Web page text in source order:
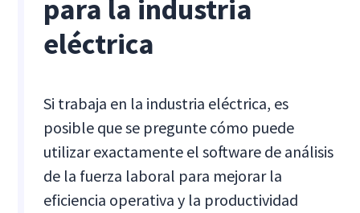
para la industria
eléctrica
Si trabaja en la industria eléctrica, es
posible que se pregunte cómo puede
utilizar exactamente el software de análisis
de la fuerza laboral para mejorar la
eficiencia operativa y la productividad